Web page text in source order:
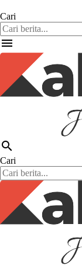
Cari
menu
search
Cari